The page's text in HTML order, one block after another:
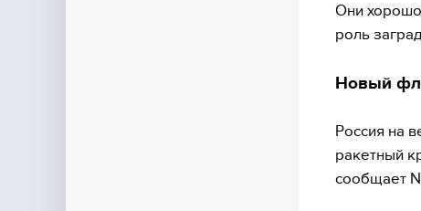
Они
роль
Новый
Россия на
ракетный
сообщает